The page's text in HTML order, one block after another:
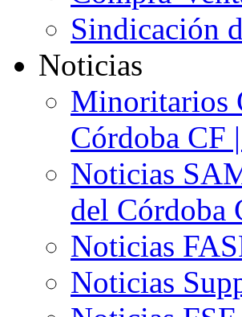
Sindicación
Noticias
Minoritarios
Córdoba CF
Noticias
del Córdoba
Noticias
Noticias